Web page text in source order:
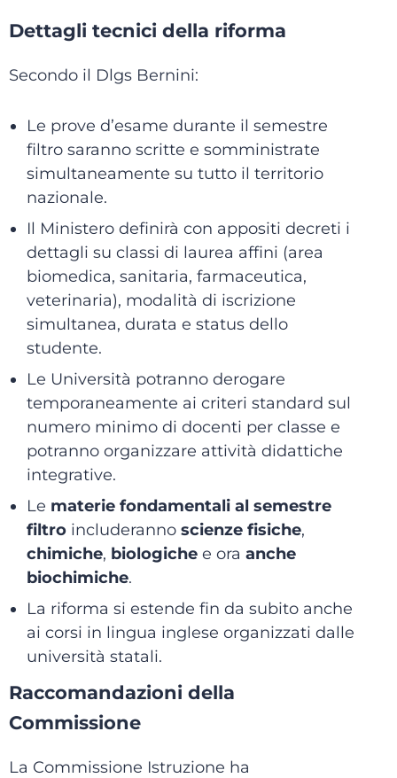
Dettagli tecnici della riforma
Secondo il Dlgs Bernini:
Le prove d’esame durante il semestre
filtro saranno scritte e somministrate
simultaneamente su tutto il territorio
nazionale.
Il Ministero definirà con appositi decreti i
dettagli su classi di laurea affini (area
biomedica, sanitaria, farmaceutica,
veterinaria), modalità di iscrizione
simultanea, durata e status dello
studente.
Le Università potranno derogare
temporaneamente ai criteri standard sul
numero minimo di docenti per classe e
potranno organizzare attività didattiche
integrative.
Le materie fondamentali al semestre
filtro includeranno scienze fisiche,
chimiche, biologiche e ora anche
biochimiche.
La riforma si estende fin da subito anche
ai corsi in lingua inglese organizzati dalle
università statali.
Raccomandazioni della
Commissione
La Commissione Istruzione ha